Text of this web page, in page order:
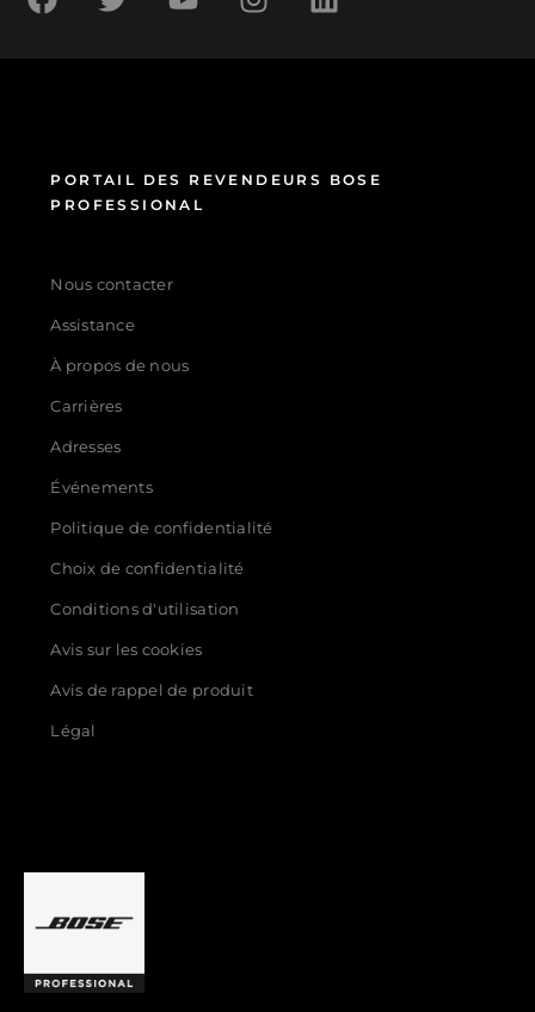
PORTAIL DES REVENDEURS BOSE
PROFESSIONAL
Nous contacter
Assistance
À propos de nous
Carrières
Adresses
Événements
Politique de confidentialité
Choix de confidentialité
Conditions d'utilisation
Avis sur les cookies
Avis de rappel de produit
Légal